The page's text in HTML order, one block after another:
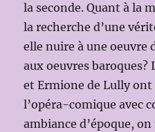
la seconde. Quant à la
la recherche d’une
elle nuire à une oeuvre
aux oeuvres baroques?
et Ermione de Lully ont
l’opéra-comique avec
ambiance d’époque, on